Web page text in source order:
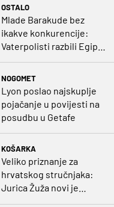
OSTALO
Mlade Barakude bez
ikakve konkurencije:
Vaterpolisti razbili Egipat
za polufinale SP-a!
NOGOMET
Lyon poslao najskuplje
pojačanje u povijesti na
posudbu u Getafe
KOŠARKA
Veliko priznanje za
hrvatskog stručnjaka:
Jurica Žuža novi je